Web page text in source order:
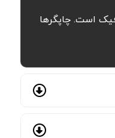
است. چاپگرها